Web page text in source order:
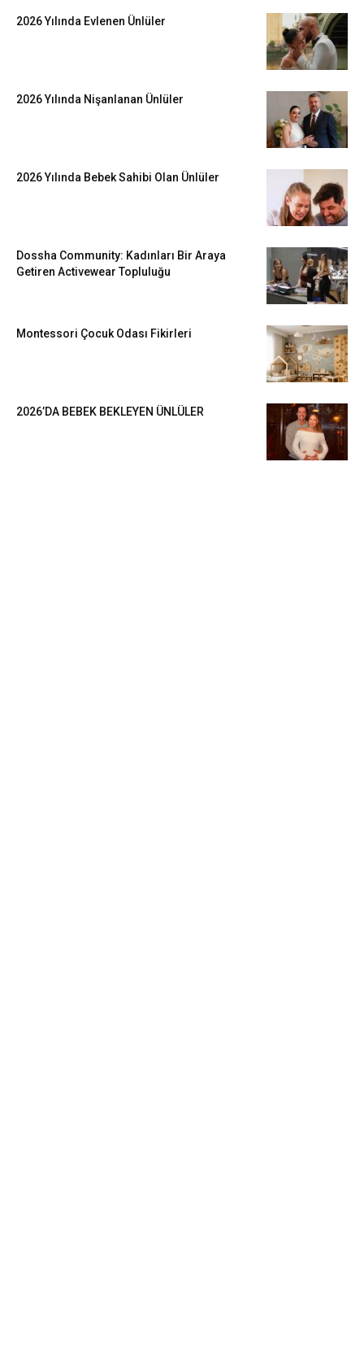
2026 Yılında Evlenen Ünlüler
2026 Yılında Nişanlanan Ünlüler
2026 Yılında Bebek Sahibi Olan Ünlüler
Dossha Community: Kadınları Bir Araya
Getiren Activewear Topluluğu
Montessori Çocuk Odası Fikirleri
2026’DA BEBEK BEKLEYEN ÜNLÜLER